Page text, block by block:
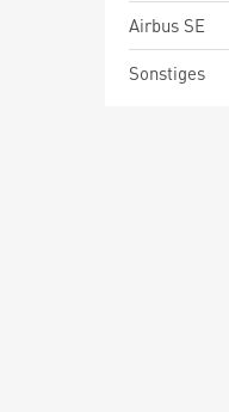
Airbus SE
Sonstiges